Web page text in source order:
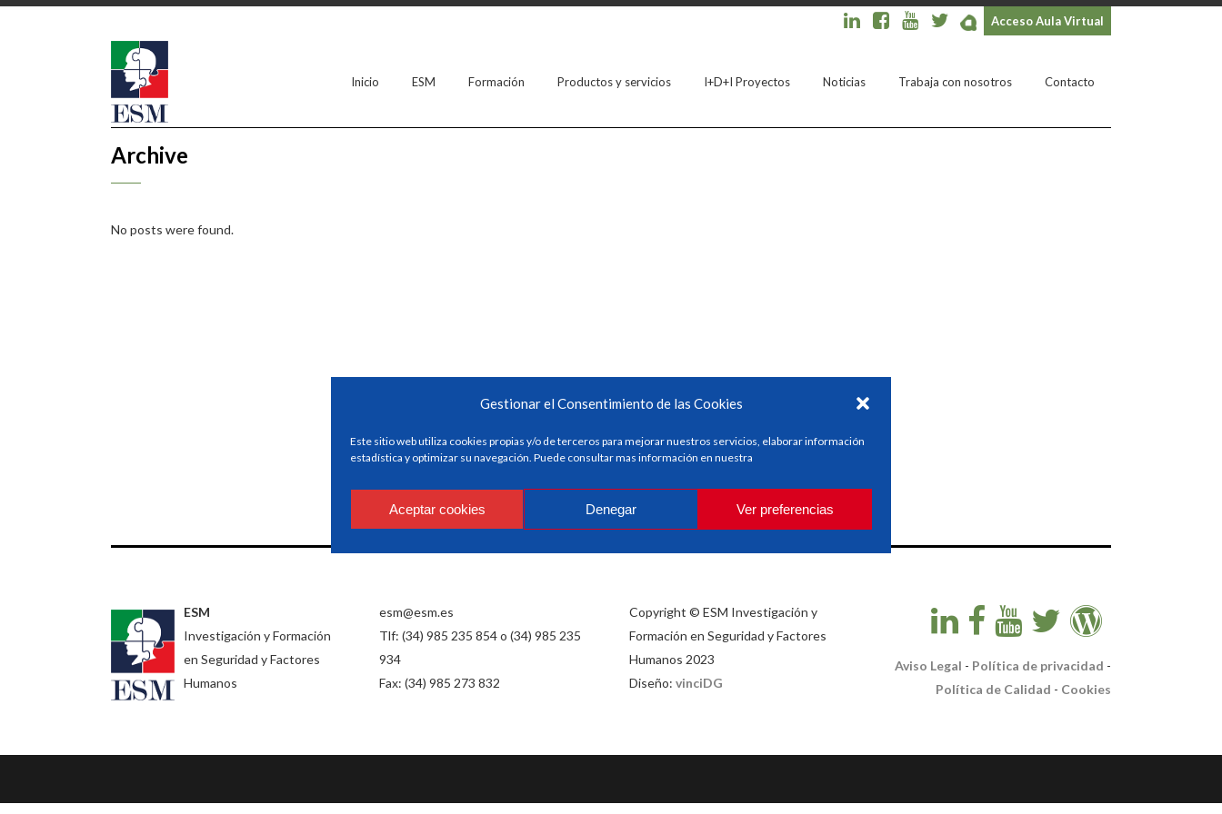
Gestionar el Consentimiento de las Cookies
Este sitio web utiliza cookies propias y/o de terceros para mejorar nuestros servicios, elaborar información
estadística y optimizar su navegación. Puede consultar mas información en nuestra
Aceptar cookies Denegar Ver preferencias
Acceso Aula Virtual
Inicio ESM Formación Productos y servicios I+D+I Proyectos Noticias Trabaja con nosotros Contacto
Archive
No posts were found.
ESM
Investigación y Formación
en Seguridad y Factores
Humanos
esm@esm.es
Tlf: (34) 985 235 854 o (34) 985 235
934
Fax: (34) 985 273 832
Copyright © ESM Investigación y
Formación en Seguridad y Factores
Humanos 2023
Diseño: vinciDG
Aviso Legal - Política de privacidad -
Política de Calidad - Cookies